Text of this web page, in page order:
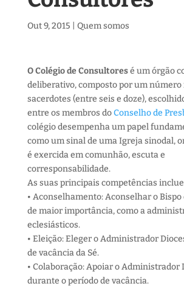
Out 9, 2015 Quem somos
O Colégio de Consultoresé um órgão
deliberativo, composto por um número
sacerdotes (entre seis e doze),
entre os membros doConselho de
colégio desempenha um papel
como um sinal de uma Igreja sinodal,
é exercida em comunhão, escuta e
corresponsabilidade.
As suas principais competências
• Aconselhamento: Aconselhar o
de maior importância, como a
eclesiásticos.
• Eleição: Eleger o Administrador
de vacância da Sé.
• Colaboração: Apoiar o Administrador
durante o período de vacância.